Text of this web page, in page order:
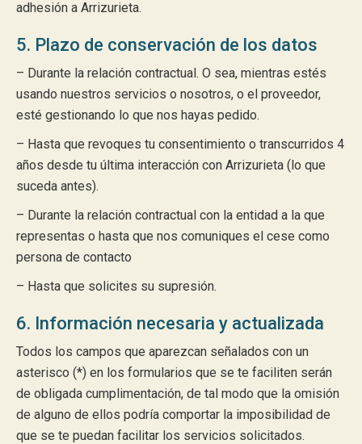
adhesión a Arrizurieta.
5. Plazo de conservación de los datos
– Durante la relación contractual. O sea, mientras estés
usando nuestros servicios o nosotros, o el proveedor,
esté gestionando lo que nos hayas pedido.
– Hasta que revoques tu consentimiento o transcurridos 4
años desde tu última interacción con Arrizurieta (lo que
suceda antes).
– Durante la relación contractual con la entidad a la que
representas o hasta que nos comuniques el cese como
persona de contacto
– Hasta que solicites su supresión.
6. Información necesaria y actualizada
Todos los campos que aparezcan señalados con un
asterisco (*) en los formularios que se te faciliten serán
de obligada cumplimentación, de tal modo que la omisión
de alguno de ellos podría comportar la imposibilidad de
que se te puedan facilitar los servicios solicitados.